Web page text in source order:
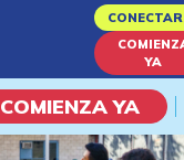
YA
COMIENZA YA